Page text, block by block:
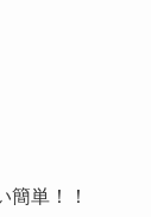
単！！